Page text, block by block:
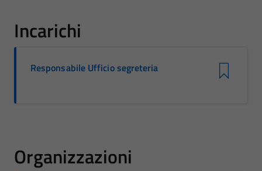
Incarichi
Responsabile Ufficio segreteria
Organizzazioni